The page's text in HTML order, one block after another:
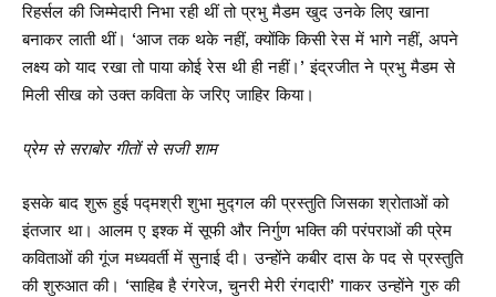
रिहर्सल की जिम्मेदारी निभा रही थीं तो प्रभु मैडम खुद उनके लिए खाना
बनाकर लाती थीं। ‘आज तक थके नहीं, क्योंकि किसी रेस में भागे नहीं, अपने
लक्ष्य को याद रखा तो पाया कोई रेस थी ही नहीं।’ इंद्रजीत ने प्रभु मैडम से
मिली सीख को उक्त कविता के जरिए जाहिर किया।
प्रेम से सराबोर गीतों से सजी शाम
इसके बाद शुरू हुई पद्मश्री शुभा मुद्गल की प्रस्तुति जिसका श्रोताओं को
इंतजार था। आलम ए इश्क में सूफी और निर्गुण भक्ति की परंपराओं की प्रेम
कविताओं की गूंज मध्यवर्ती में सुनाई दी। उन्होंने कबीर दास के पद से प्रस्तुति
की शुरुआत की। ‘साहिब है रंगरेज, चुनरी मेरी रंगदारी’ गाकर उन्होंने गुरु की